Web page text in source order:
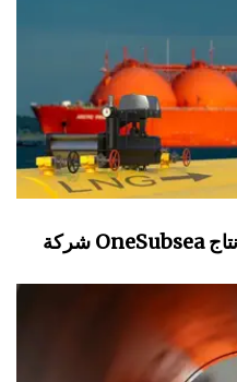
شركة OneSubsea تحصل على وظيفتين لتعزيز الإنتاج